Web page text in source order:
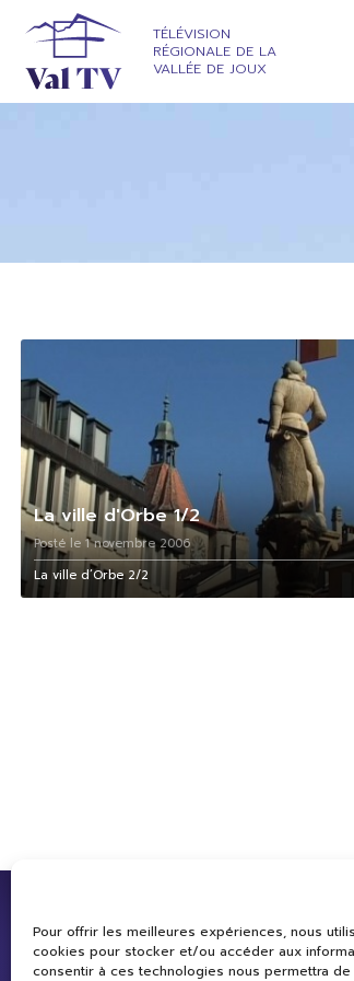
Pour offrir les meilleures expériences, nous
cookies pour stocker et/ou accéder aux
consentir à ces technologies nous permettra
TÉLÉVISION
RÉGIONALE DE LA
VALLÉE DE JOUX
La ville d'Orbe 1/2
Posté le 1 novembre 2006
La ville d’Orbe 2/2